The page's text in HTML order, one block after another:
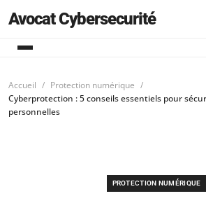
Avocat Cybersecurité
Accueil
Protection numérique
Cyberprotection : 5 conseils essentiels pour
personnelles
PROTECTION NUMÉRIQUE